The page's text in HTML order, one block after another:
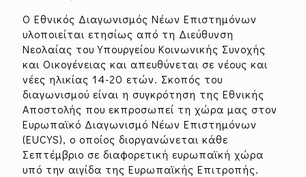
Ο Εθνικός Διαγωνισμός Νέων Επιστημόνων
υλοποιείται ετησίως από τη Διεύθυνση
Νεολαίας του Υπουργείου Κοινωνικής Συνοχής
και Οικογένειας και απευθύνεται σε νέους και
νέες ηλικίας 14-20 ετών. Σκοπός του
διαγωνισμού είναι η συγκρότηση της Εθνικής
Αποστολής που εκπροσωπεί τη χώρα μας στον
Ευρωπαϊκό Διαγωνισμό Νέων Επιστημόνων
(EUCYS), ο οποίος διοργανώνεται κάθε
Σεπτέμβριο σε διαφορετική ευρωπαϊκή χώρα
υπό την αιγίδα της Ευρωπαϊκής Επιτροπής.